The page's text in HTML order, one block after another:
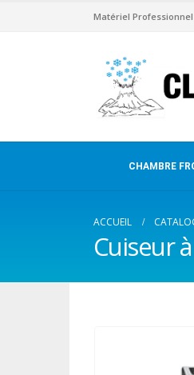
Matériel
CHAMBRE
ACCUEIL
Cuiseur